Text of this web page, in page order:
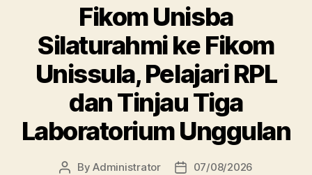
Fikom Unisba
Silaturahmi ke Fikom
Unissula, Pelajari RPL
dan Tinjau Tiga
Laboratorium Unggulan
PostByAdministrator
Post07/08/2026